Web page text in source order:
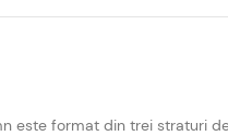
este format din trei straturi